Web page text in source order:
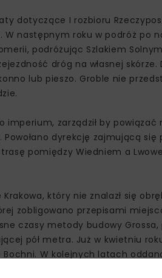
dotyczące I rozbioru
W następnym roku w podróż po
podróżując Szlakiem
dróg na własnej
lub pieszo. Groble nie
zarządził by
dyrekcję zajmującą
pomiędzy Wiedniem a
który nie znalazł się
zobligowano przepisami
czasy metody budowy
pół metra. Już w kwietniu
Bochni. W kolejnych latach
przez Brzesko, Tarnów,